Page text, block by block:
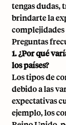
tengas dudas,
brindarte la
Preguntas
1. ¿Por qué
los países?
Los tipos de
debido a las
expectativas
ejemplo, los